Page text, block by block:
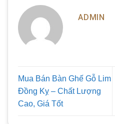
ADMIN
Mua Bán Bàn Ghế Gỗ Lim
Đồng Kỵ – Chất Lượng
Cao, Giá Tốt